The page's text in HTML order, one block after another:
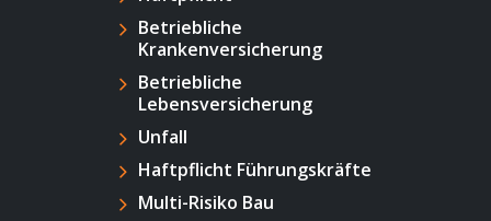
Betriebliche
Krankenversicherung
Betriebliche
Lebensversicherung
Unfall
Haftpflicht Führungskräfte
Multi-Risiko Bau